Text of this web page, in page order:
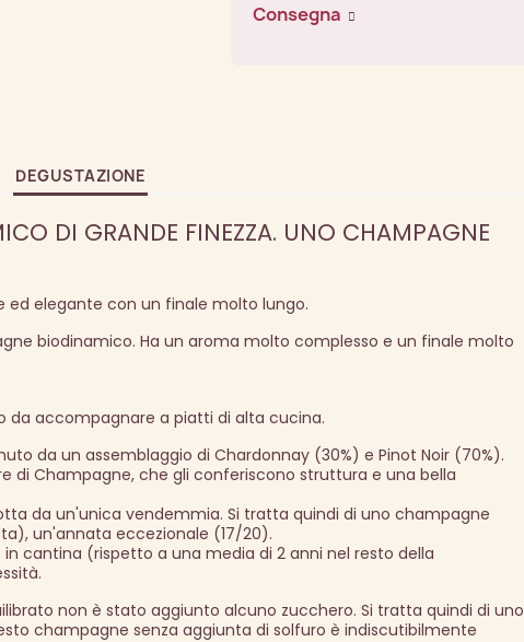
Consegna
DEGUSTAZIONE
DI GRANDE FINEZZA. UNO CHAMPAGNE
ed elegante con un finale molto lungo.
biodinamico. Ha un aroma molto complesso e un finale molto
da accompagnare a piatti di alta cucina.
da un assemblaggio di Chardonnay (30%) e Pinot Noir (70%).
di Champagne, che gli conferiscono struttura e una bella
da un'unica vendemmia. Si tratta quindi di uno champagne
un'annata eccezionale (17/20).
cantina (rispetto a una media di 2 anni nel resto della
non è stato aggiunto alcuno zucchero. Si tratta quindi di uno
champagne senza aggiunta di solfuro è indiscutibilmente